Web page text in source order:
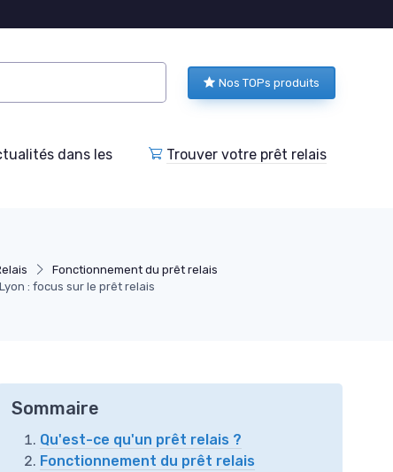
Nos TOPs produits
dans les
Trouver votre prêt relais
Fonctionnement du prêt relais
: focus sur le prêt relais
Sommaire
Qu'est-ce qu'un prêt relais ?
Fonctionnement du prêt relais